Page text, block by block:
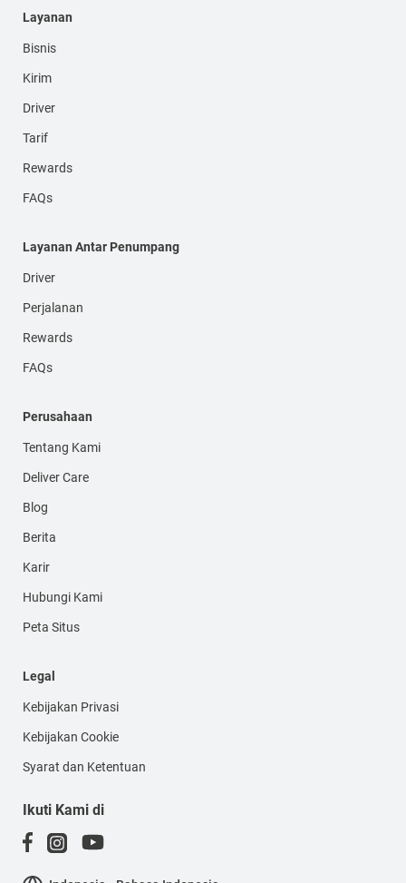
Layanan
Bisnis
Kirim
Driver
Tarif
Rewards
FAQs
Layanan Antar Penumpang
Driver
Perjalanan
Rewards
FAQs
Perusahaan
Tentang Kami
Deliver Care
Blog
Berita
Karir
Hubungi Kami
Peta Situs
Legal
Kebijakan Privasi
Kebijakan Cookie
Syarat dan Ketentuan
Ikuti Kami di